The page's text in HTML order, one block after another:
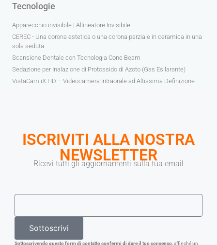
Tecnologie
Apparecchio invisibile | Allineatore Invisibile
CEREC - Una corona estetica o una corona parziale in ceramica in una
sola seduta
Scansione Dentale con Tecnologia Cone Beam
Sedazione per Inalazione di Protossido di Azoto (Gas Esilarante)
VistaCam iX HD – Videocamera Intraorale ad Altissima Definizione
ISCRIVITI ALLA NOSTRA
NEWSLETTER
Ricevi tutti gli aggiornamenti sulla tua email
Sottoscrivi
Sottoscrivendo questo form di contatto confermi di dare il tuo consenso, affinché un